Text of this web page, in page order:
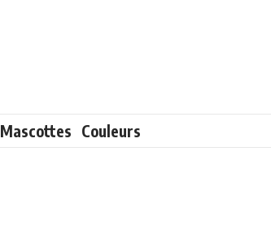
Mascottes Couleurs